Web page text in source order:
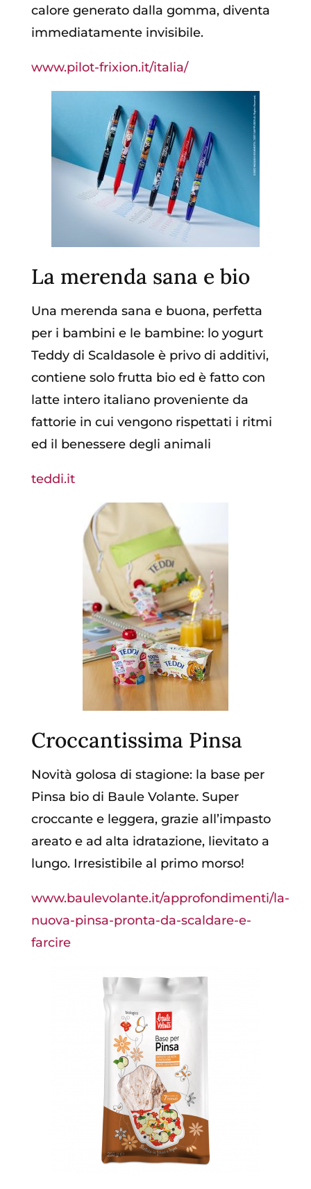
calore generato dalla gomma, diventa
immediatamente invisibile.
www.pilot-frixion.it/italia/
La merenda sana e bio
Una merenda sana e buona, perfetta
per i bambini e le bambine: lo yogurt
Teddy di Scaldasole è privo di additivi,
contiene solo frutta bio ed è fatto con
latte intero italiano proveniente da
fattorie in cui vengono rispettati i ritmi
ed il benessere degli animali
teddi.it
Croccantissima Pinsa
Novità golosa di stagione: la base per
Pinsa bio di Baule Volante. Super
croccante e leggera, grazie all’impasto
areato e ad alta idratazione, lievitato a
lungo. Irresistibile al primo morso!
www.baulevolante.it/approfondimenti/la-
nuova-pinsa-pronta-da-scaldare-e-
farcire